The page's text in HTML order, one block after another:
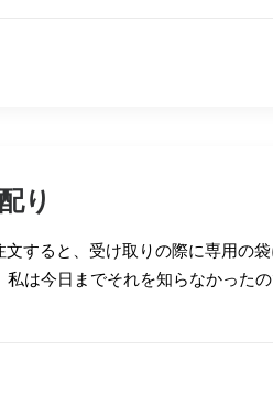
り
すると、受け取りの際に専用の
は今日までそれを知らなかった